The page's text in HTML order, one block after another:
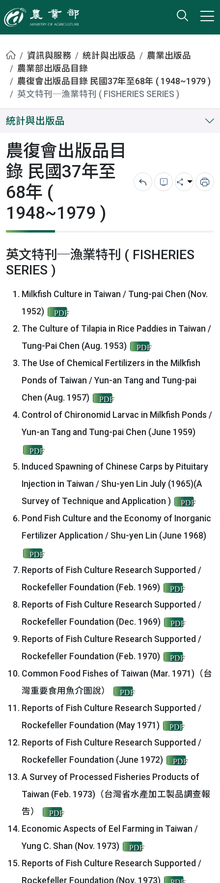
農業部
打開
小版
首頁資訊與服務 統計與出版品
農業出版品
農業部出版品目錄
農復會出版品目錄 民國37年至68年 ( 1948~1979 )
英文特刊─漁業特刊 ( FISHERIES SERIES )
統計與出版品
農復會出版品目
錄 民國37年至
68年 (
1948~1979 )
回上一頁錯誤回報
分享 列
英文特刊─漁業特刊 ( FISHERIES
SERIES )
Milkfish Culture in Taiwan / Tung-pai Chen (Nov.
1952)
PDF
The Culture of Tilapia in Rice Paddies in Taiwan /
Tung-Pai Chen (Aug. 1953)
PDF
The Use of Chemical Fertilizers in the Milkfish
Ponds of Taiwan / Yun-an Tang and Tung-pai
Chen (Aug. 1957)
PDF
Control of Chironomid Larvac in Milkfish Ponds /
Yun-an Tang and Tung-pai Chen (June 1959)
PDF
Induced Spawning of Chinese Carps by Pituitary
Injection in Taiwan / Shu-yen Lin July (1965)(A
Survey of Technique and Application )
PDF
Pond Fish Culture and the Economy of Inorganic
Fertilizer Application / Shu-yen Lin (June 1968)
PDF
Reports of Fish Culture Research Supported /
Rockefeller Foundation (Feb. 1969)
PDF
Reports of Fish Culture Research Supported /
Rockefeller Foundation (Dec. 1969)
PDF
Reports of Fish Culture Research Supported /
Rockefeller Foundation (Feb. 1970)
PDF
Common Food Fishes of Taiwan (Mar. 1971)（台
灣重要食用魚介圖說）
PDF
Reports of Fish Culture Research Supported /
Rockefeller Foundation (May 1971)
PDF
Reports of Fish Culture Research Supported /
Rockefeller Foundation (June 1972)
PDF
A Survey of Processed Fisheries Products of
Taiwan (Feb. 1973)（台灣省水產加工製品調查報
告）
PDF
Economic Aspects of Eel Farming in Taiwan /
Yung C. Shan (Nov. 1973)
PDF
Reports of Fish Culture Research Supported /
Rockefeller Foundation (Nov. 1973)